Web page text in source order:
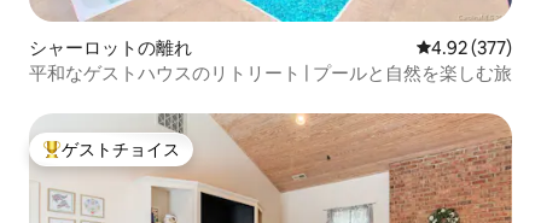
シャーロットの離れ レビュー377
4.92 (377)
平和なゲストハウスのリトリート | プールと自然を楽しむ旅
大好評のゲストチョイスです。
ゲストチョイス